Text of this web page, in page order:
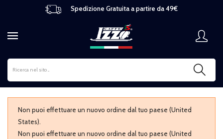
Spedizione Gratuita a partire da 49€
Non puoi effettuare un nuovo ordine dal tuo paese (United
States).
Non puoi effettuare un nuovo ordine dal tuo paese (United